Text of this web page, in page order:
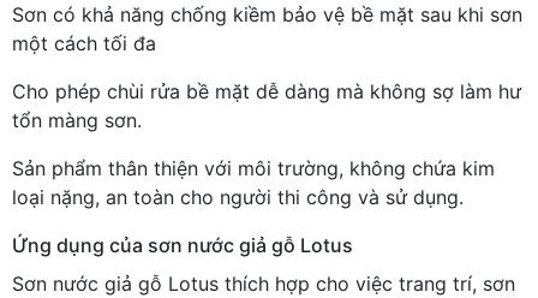
Sơn có khả năng chống kiềm bảo vệ bề mặt sau khi sơn
một cách tối đa
Cho phép chùi rửa bề mặt dễ dàng mà không sợ làm hư
tổn màng sơn.
Sản phẩm thân thiện với môi trường, không chứa kim
loại nặng, an toàn cho người thi công và sử dụng.
Ứng dụng của sơn nước giả gỗ Lotus
Sơn nước giả gỗ Lotus thích hợp cho việc trang trí, sơn